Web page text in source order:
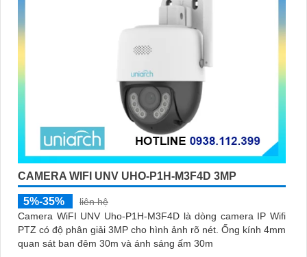
CAMERA WIFI UNV UHO-P1H-M3F4D 3MP
5%-35%
liên hệ
Camera WiFI UNV Uho-P1H-M3F4D là dòng camera IP Wifi
PTZ có độ phân giải 3MP cho hình ảnh rõ nét. Ống kính 4mm
quan sát ban đêm 30m và ánh sáng ấm 30m